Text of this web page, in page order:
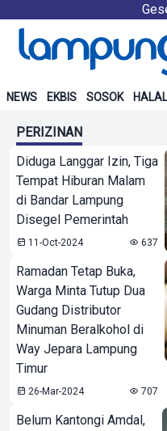
NEWS EKBIS SOSOK HALAL
PERIZINAN
Diduga Langgar Izin, Tiga
Tempat Hiburan Malam
di Bandar Lampung
Disegel Pemerintah
11-Oct-2024 637
Ramadan Tetap Buka,
Warga Minta Tutup Dua
Gudang Distributor
Minuman Beralkohol di
Way Jepara Lampung
Timur
26-Mar-2024 707
Belum Kantongi Amdal,